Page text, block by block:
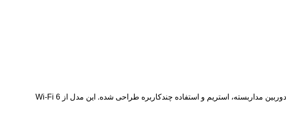
روتر Hikvision DS-3WR30X-V(O-STD) یک روتر حرفه‌ای Wi-Fi 6 از برند Hikvision است که برای خانه، گیمینگ، دوربین مداربسته، استریم و استفاده چندکاربره طراحی شده. این مدل از Wi-Fi 6